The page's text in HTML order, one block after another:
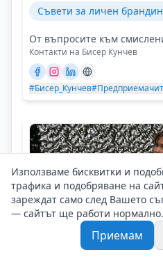
Съвети за личен
От въпросите към
Контакти на Бисер Кунчев
#Бисер_Кунчев
Използваме бисквитки и
трафика и подобряване на
зареждат само след Вашето
— сайтът ще работи нормално.
Приемам